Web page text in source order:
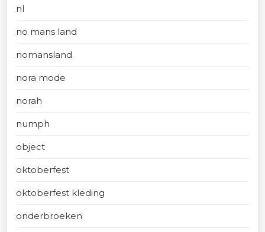
nl
no mans land
nomansland
nora mode
norah
numph
object
oktoberfest
oktoberfest kleding
onderbroeken